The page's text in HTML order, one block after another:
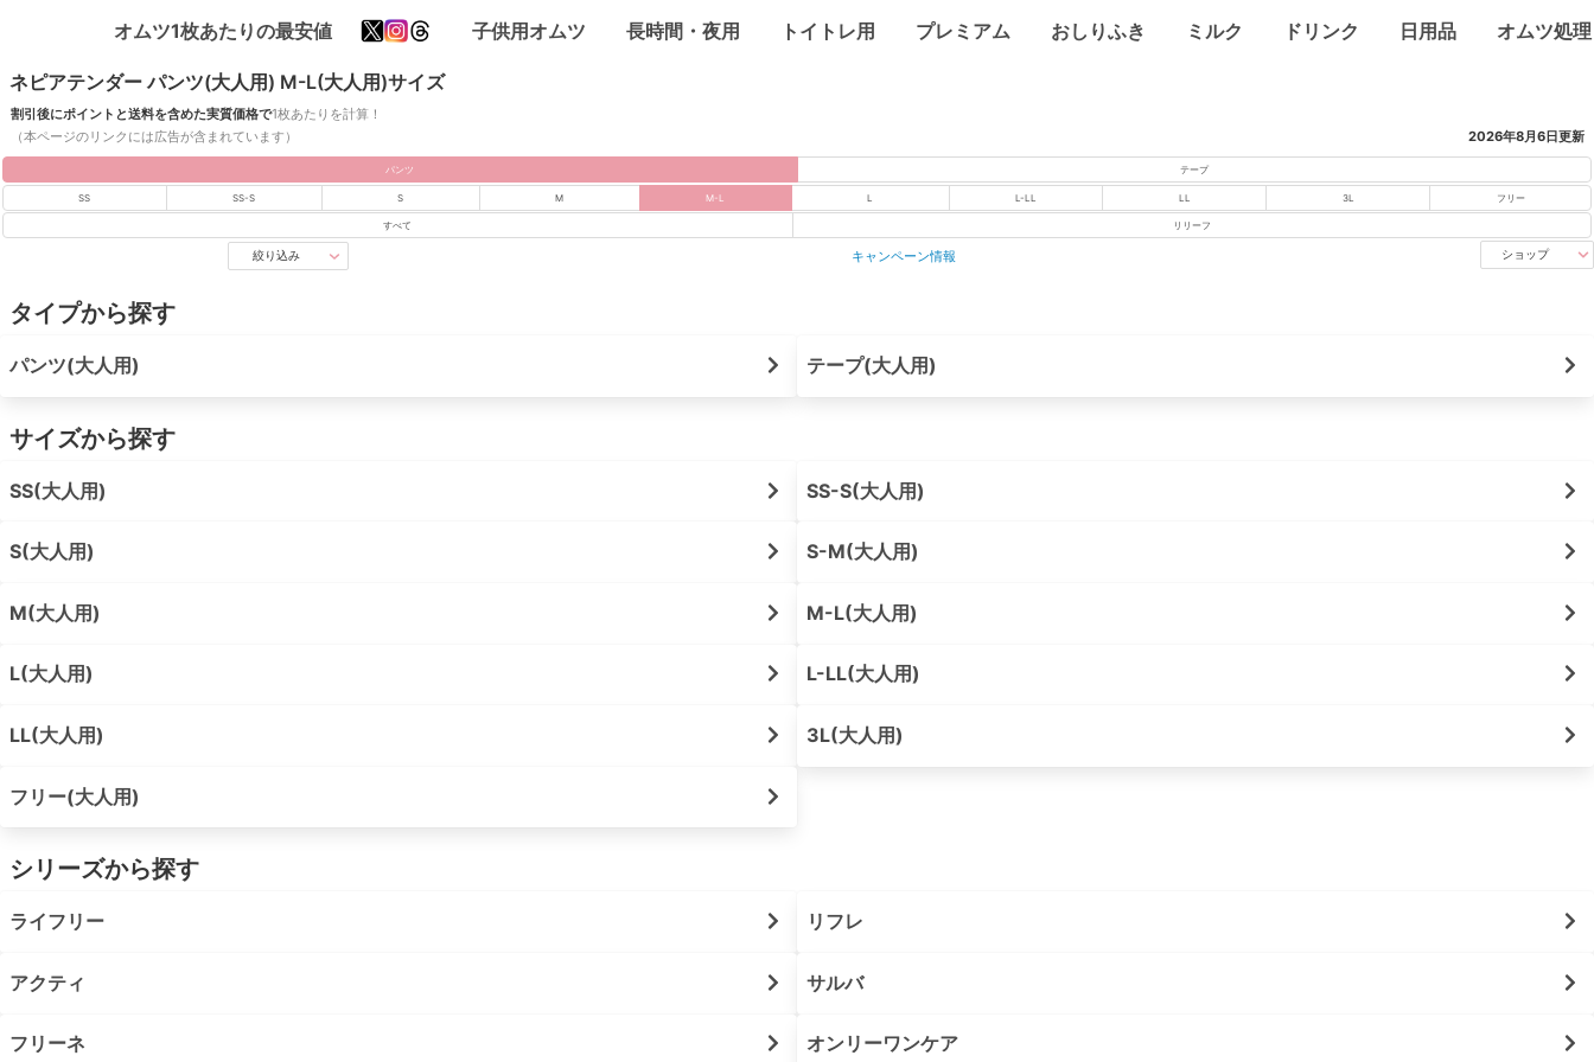
オムツ1枚あたりの最安値 子供用オムツ 長時間・夜用 トイトレ用 プレミアム おしりふき ミルク ドリンク 日用品 オムツ処理
ネピアテンダー パンツ(大人用) M-L(大人用)サイズ
割引後にポイントと送料を含めた実質価格で1枚あたりを計算！
（本ページのリンクには広告が含まれています）
2026年8月6日更新
パンツ テープ
SS SS-S S M M-L L L-LL LL 3L フリー
すべて リリーフ
絞り込み キャンペーン情報 ショップ
タイプから探す
パンツ(大人用) テープ(大人用)
サイズから探す
SS(大人用) SS-S(大人用)
S(大人用) S-M(大人用)
M(大人用) M-L(大人用)
L(大人用) L-LL(大人用)
LL(大人用) 3L(大人用)
フリー(大人用)
シリーズから探す
ライフリー リフレ
アクティ サルバ
フリーネ オンリーワンケア